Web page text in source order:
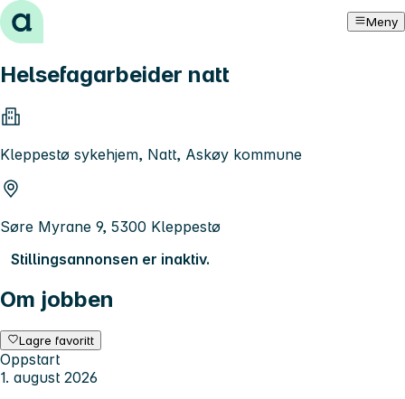
Hopp til innhold Meny
Helsefagarbeider natt
Kleppestø sykehjem, Natt, Askøy kommune
Søre Myrane 9, 5300 Kleppestø
Stillingsannonsen er inaktiv.
Om jobben
Lagre favoritt
Oppstart
1. august 2026